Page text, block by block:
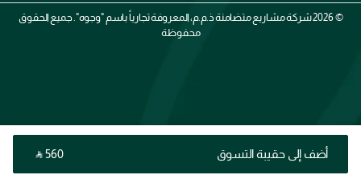
أضف إلى حقيبة التسوق ‎ ⃁ ⁦560⁩ ‎
2026 ©شركة مشاريع متضامنة ذ.م.م، المعروفة تجارياً باسم "وجوه". جميع الحقوق
محفوظة